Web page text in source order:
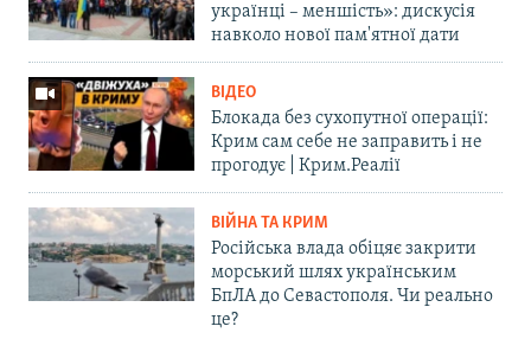
українці – меншість»: дискусія
навколо нової пам'ятної дати
ВІДЕО
Блокада без сухопутної операції:
Крим сам себе не заправить і не
прогодує | Крим.Реалії
ВІЙНА ТА КРИМ
Російська влада обіцяє закрити
морський шлях українським
БпЛА до Севастополя. Чи реально
це?